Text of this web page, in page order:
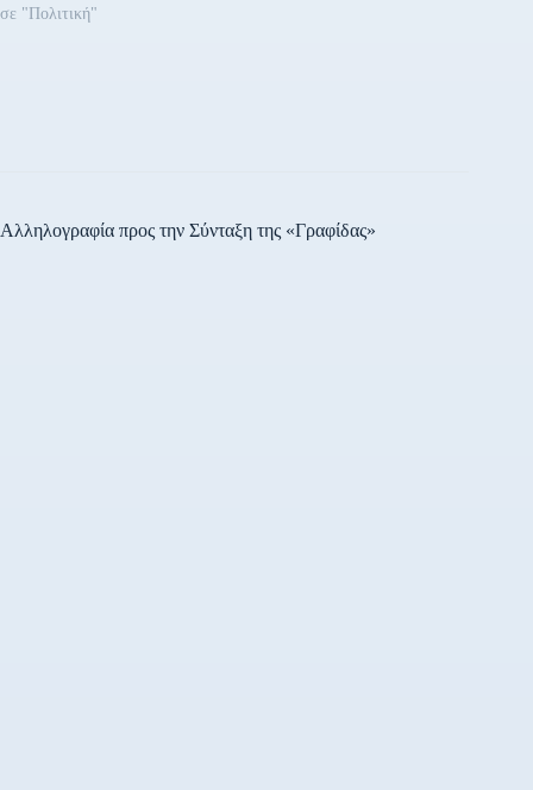
μετά την ρήξη της ΚΝΕ με
σε "Πολιτική"
Αλληλογραφία προς την Σύνταξη της «Γραφίδας»